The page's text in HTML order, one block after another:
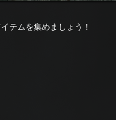
テムを集めましょう！